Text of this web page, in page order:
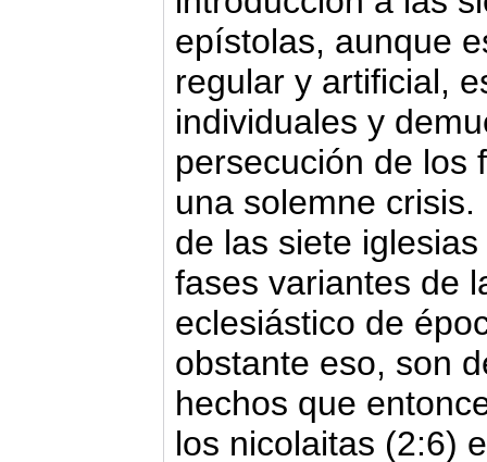
epístolas, aunque
regular y artificial,
individuales y
persecución de los
una solemne
de las siete
fases variantes de
eclesiástico de
obstante eso, son
hechos que
los nicolaitas (2:6)